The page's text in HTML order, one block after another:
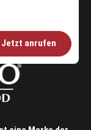
Jetzt anrufen